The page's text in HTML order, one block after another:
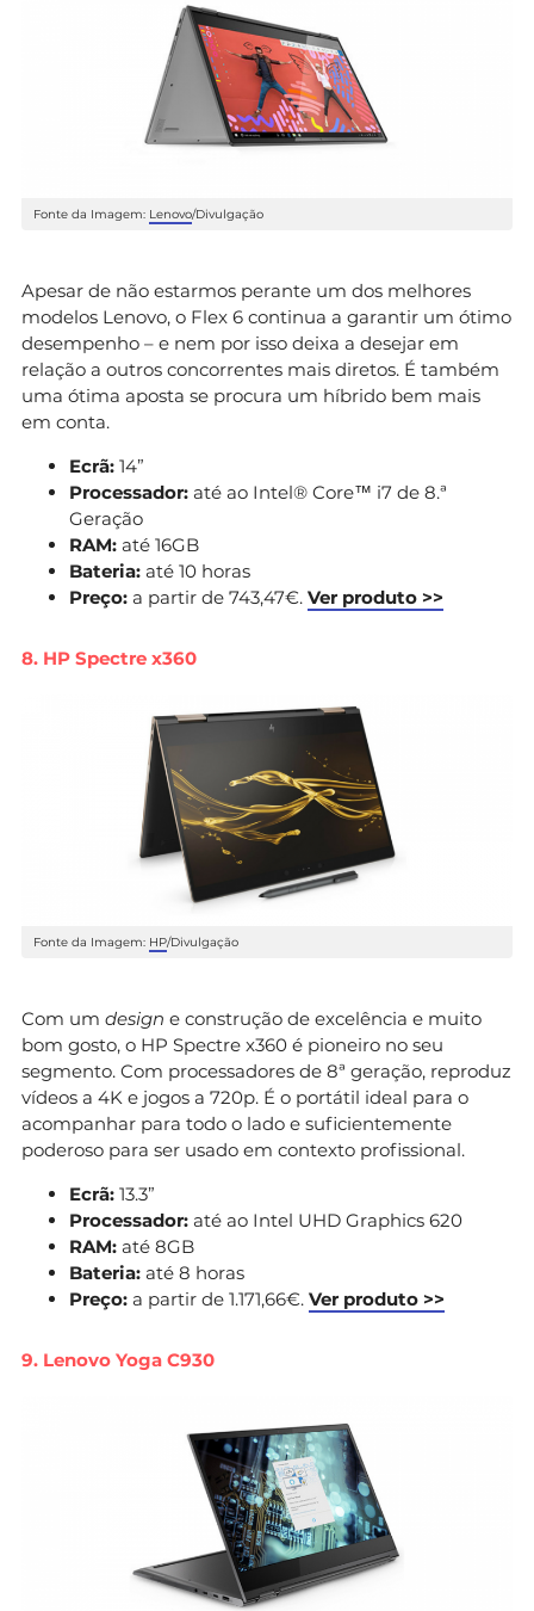
Fonte da Imagem: Lenovo/Divulgação
Apesar de não estarmos perante um dos melhores
modelos Lenovo, o Flex 6 continua a garantir um ótimo
desempenho – e nem por isso deixa a desejar em
relação a outros concorrentes mais diretos. É também
uma ótima aposta se procura um híbrido bem mais
em conta.
Ecrã: 14”
Processador: até ao Intel® Core™ i7 de 8.ª
Geração
RAM: até 16GB
Bateria: até 10 horas
Preço: a partir de 743,47€. Ver produto >>
8. HP Spectre x360
Fonte da Imagem: HP/Divulgação
Com um design e construção de excelência e muito
bom gosto, o HP Spectre x360 é pioneiro no seu
segmento. Com processadores de 8ª geração, reproduz
vídeos a 4K e jogos a 720p. É o portátil ideal para o
acompanhar para todo o lado e suficientemente
poderoso para ser usado em contexto profissional.
Ecrã: 13.3”
Processador: até ao Intel UHD Graphics 620
RAM: até 8GB
Bateria: até 8 horas
Preço: a partir de 1.171,66€. Ver produto >>
9. Lenovo Yoga C930